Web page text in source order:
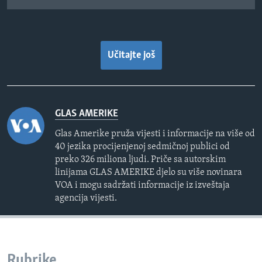
Učitajte još
GLAS AMERIKE
Glas Amerike pruža vijesti i informacije na više od
40 jezika procijenjenoj sedmičnoj publici od
preko 326 miliona ljudi. Priče sa autorskim
linijama GLAS AMERIKE djelo su više novinara
VOA i mogu sadržati informacije iz izveštaja
agencija vijesti.